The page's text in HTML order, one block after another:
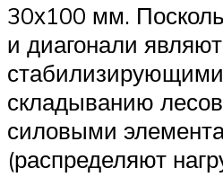
30х100 мм.
и диагонали
складыванию
силовыми
(распределяют